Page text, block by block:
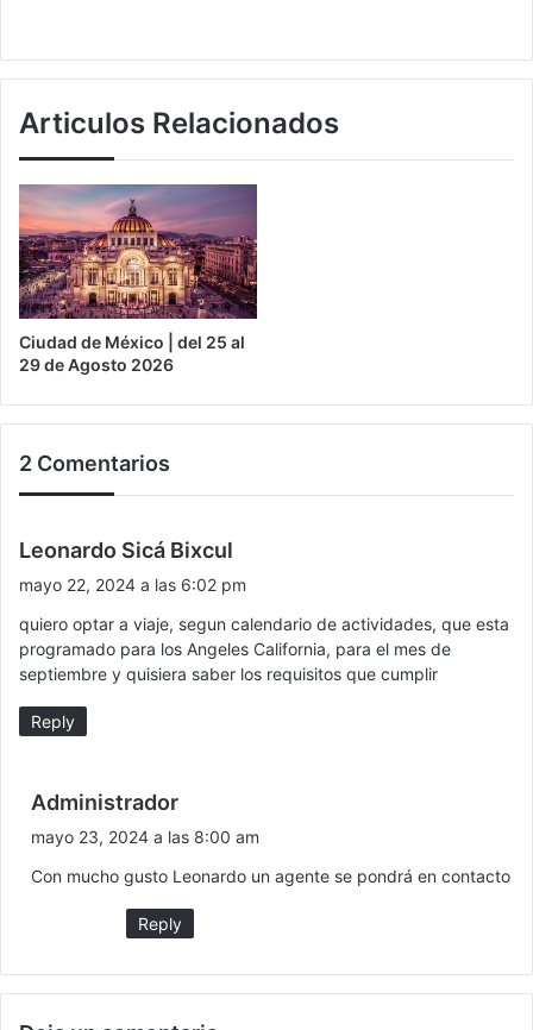
Articulos Relacionados
Ciudad de México | del 25 al
29 de Agosto 2026
2 Comentarios
Leonardo Sicá Bixcul
e
mayo 22, 2024 a las 6:02 pm
quiero optar a viaje, segun calendario de actividades, que esta
programado para los Angeles California, para el mes de
septiembre y quisiera saber los requisitos que cumplir
Reply
Administrador
e
:
mayo 23, 2024 a las 8:00 am
Con mucho gusto Leonardo un agente se pondrá en contacto
Reply